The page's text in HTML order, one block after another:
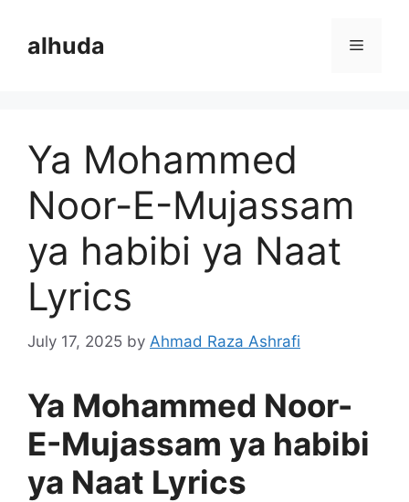
contentalhuda Menu
Ya Mohammed
Noor-E-Mujassam
ya habibi ya Naat
Lyrics
July 17, 2025 by Ahmad Raza Ashrafi
Ya Mohammed Noor-
E-Mujassam ya habibi
ya Naat Lyrics